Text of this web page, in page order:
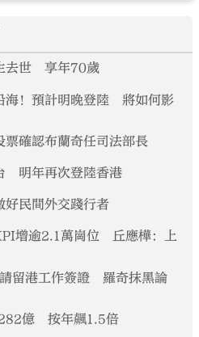
去世 享年70歲
海！預計明晚登陸 將如何影
票確認布蘭奇任司法部長
明年再次登陸香港
好民間外交踐行者
增逾2.1萬崗位 丘應樺：上
留港工作簽證 羅奇抹黑論
億 按年飆1.5倍